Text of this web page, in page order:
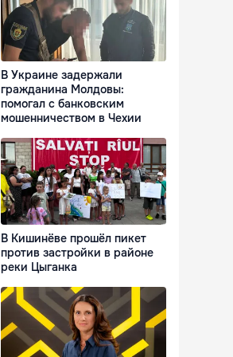
В Украине задержали
гражданина Молдовы:
помогал с банковским
мошенничеством в Чехии
В Кишинёве прошёл пикет
против застройки в районе
реки Цыганка